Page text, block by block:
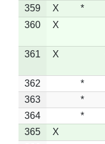
359
X *
360
X
361 X
362 *
363
*
364
*
365
X